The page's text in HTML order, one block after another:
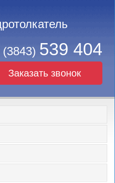
(3843) 539 404
Заказать звонок